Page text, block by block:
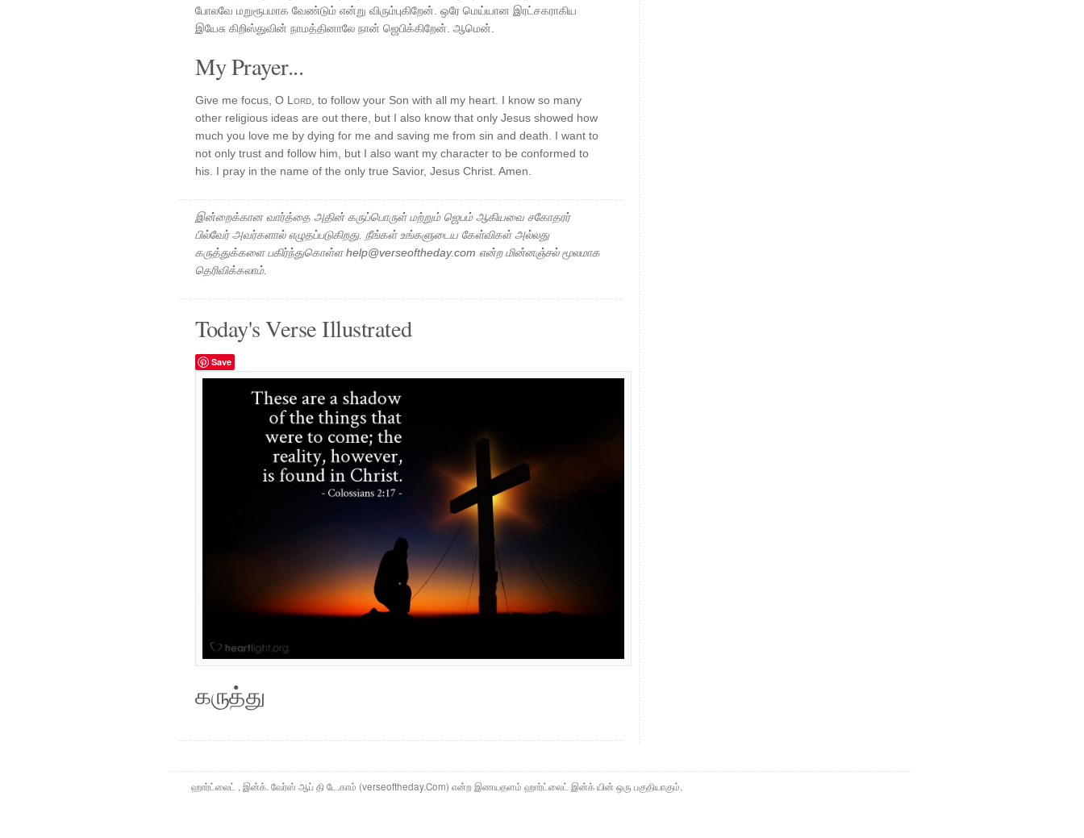
போலவே மறுரூபமாக வேண்டும் என்று விரும்புகிறேன். ஒரே மெய்யான இரட்சகராகிய
இயேசு கிறிஸ்துவின் நாமத்தினாலே நான் ஜெபிக்கிறேன். ஆமென்.
My Prayer...
Give me focus, O Lord , to follow your Son with all my heart. I know so many
other religious ideas are out there, but I also know that only Jesus showed how
much you love me by dying for me and saving me from sin and death. I want to
not only trust and follow him, but I also want my character to be conformed to
his. I pray in the name of the only true Savior, Jesus Christ. Amen.
இன்றைக்கான வார்த்தை அதின் கருப்பொருள் மற்றும் ஜெபம் ஆகியவை சகோதரர்
பில்வேர் அவர்களால் எழுதப்படுகிறது. நீங்கள் உங்களுடைய கேள்விகள் அல்லது
கருத்துக்களை பகிர்ந்துகொள்ள help@verseoftheday.com என்ற மின்னஞ்சல் மூலமாக
தெரிவிக்கலாம்.
Today's Verse Illustrated
Save
கருத்து
ஹார்ட்லைட் , இன்க். வேர்ஸ் ஆப் தி டே.காம் (verseoftheday.Com) என்ற இணயதளம் ஹார்ட்லைட் இன்க் யின் ஒரு பகுதியாகும்.